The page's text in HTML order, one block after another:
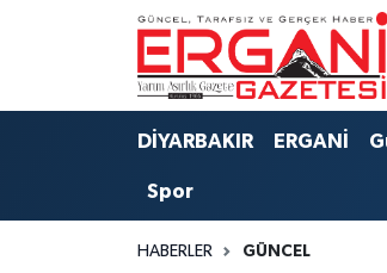
DİYARBAKIR ERGANİ
Spor
HABERLER GÜNCEL
DİYARBAKIR
BAĞLAR
ERGANİ
Ergani Nöbetçi Eczaneler
Ergani Hava Durumu